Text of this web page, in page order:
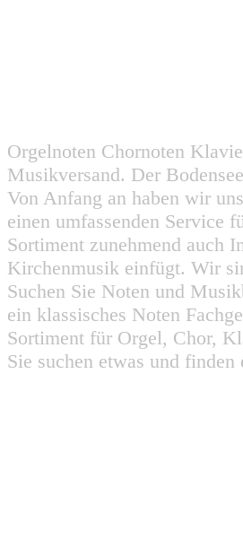
Orgelnoten Chornoten
Musikversand. Der
Von Anfang an haben wir
einen umfassenden Service
Sortiment zunehmend auch
Kirchenmusik einfügt. Wir
Suchen Sie Noten und
ein klassisches Noten
Sortiment für Orgel, Chor,
Sie suchen etwas und